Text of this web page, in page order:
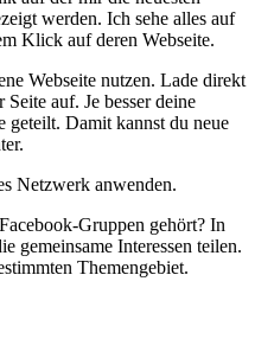
werden. Ich sehe alles auf
Klick auf deren Webseite.
Webseite nutzen. Lade direkt
auf. Je besser deine
geteilt. Damit kannst du neue
Netzwerk anwenden.
Gruppen gehört? In
gemeinsame Interessen teilen.
Themengebiet.